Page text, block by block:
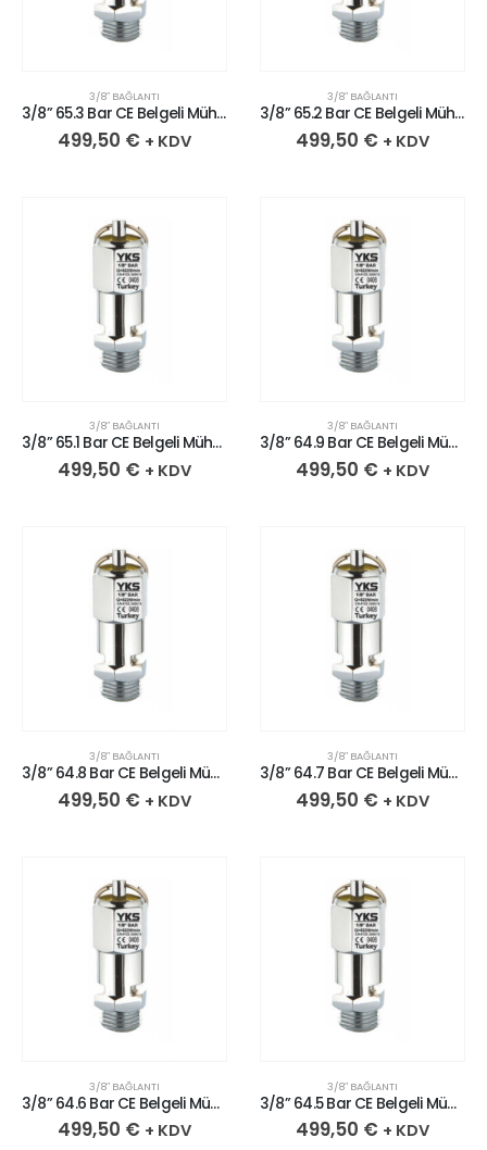
3/8″ BAĞLANTI
3/8” 65.3 Bar CE Belgeli Mühürlü Krom Kaplı Pirinç Emniyet Ventili
499,50 € + KDV
3/8″ BAĞLANTI
3/8” 65.2 Bar CE Belgeli Mühürlü Krom Kaplı Pirinç Emniyet Ventili
499,50 € + KDV
3/8″ BAĞLANTI
3/8” 65.1 Bar CE Belgeli Mühürlü Krom Kaplı Pirinç Emniyet Ventili
499,50 € + KDV
3/8″ BAĞLANTI
3/8” 64.9 Bar CE Belgeli Mühürlü Krom Kaplı Pirinç Emniyet Ventili
499,50 € + KDV
3/8″ BAĞLANTI
3/8” 64.8 Bar CE Belgeli Mühürlü Krom Kaplı Pirinç Emniyet Ventili
499,50 € + KDV
3/8″ BAĞLANTI
3/8” 64.7 Bar CE Belgeli Mühürlü Krom Kaplı Pirinç Emniyet Ventili
499,50 € + KDV
3/8″ BAĞLANTI
3/8” 64.6 Bar CE Belgeli Mühürlü Krom Kaplı Pirinç Emniyet Ventili
499,50 € + KDV
3/8″ BAĞLANTI
3/8” 64.5 Bar CE Belgeli Mühürlü Krom Kaplı Pirinç Emniyet Ventili
499,50 € + KDV